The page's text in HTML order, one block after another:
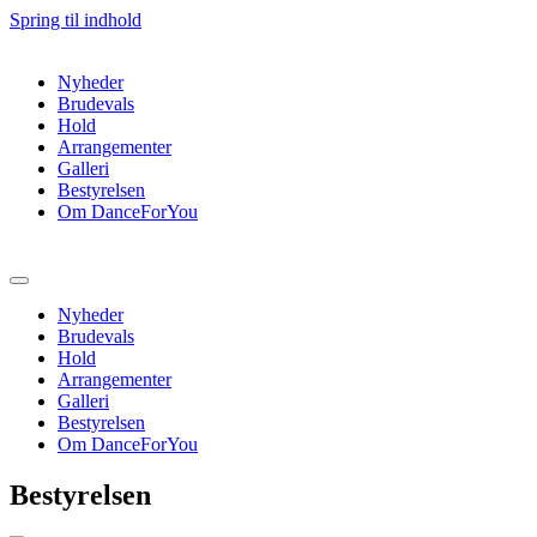
Spring til indhold
Nyheder
Brudevals
Hold
Arrangementer
Galleri
Bestyrelsen
Om DanceForYou
Nyheder
Brudevals
Hold
Arrangementer
Galleri
Bestyrelsen
Om DanceForYou
Bestyrelsen